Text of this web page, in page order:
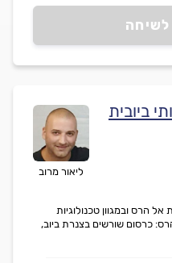
לשיחה
ליאור מרוב
ביובית
הרס ובמגוון טכנולוגיות
כרסום שורשים בצנרת ביוב,